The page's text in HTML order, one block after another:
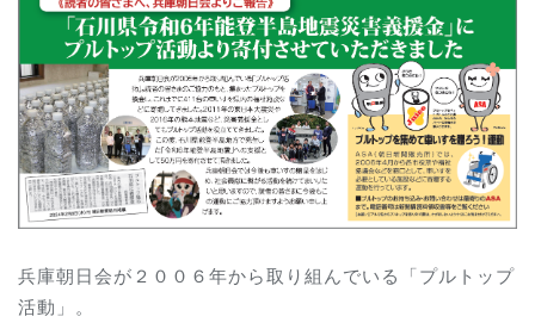
兵庫朝日会が２００６年から取り組んでいる「プルトップ
活動」。